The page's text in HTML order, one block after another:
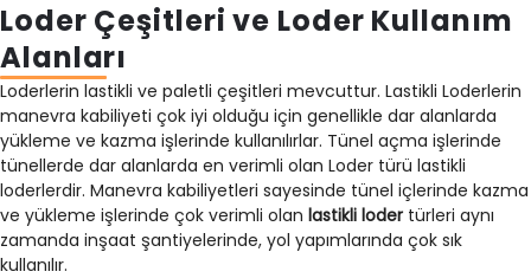
Loder Çeşitleri ve Loder Kullanım
Alanları
Loderlerin lastikli ve paletli çeşitleri mevcuttur. Lastikli Loderlerin
manevra kabiliyeti çok iyi olduğu için genellikle dar alanlarda
yükleme ve kazma işlerinde kullanılırlar. Tünel açma işlerinde
tünellerde dar alanlarda en verimli olan Loder türü lastikli
loderlerdir. Manevra kabiliyetleri sayesinde tünel içlerinde kazma
ve yükleme işlerinde çok verimli olan lastikli loder türleri aynı
zamanda inşaat şantiyelerinde, yol yapımlarında çok sık
kullanılır.